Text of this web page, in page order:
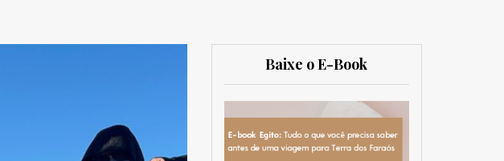
Baixe o E-Book